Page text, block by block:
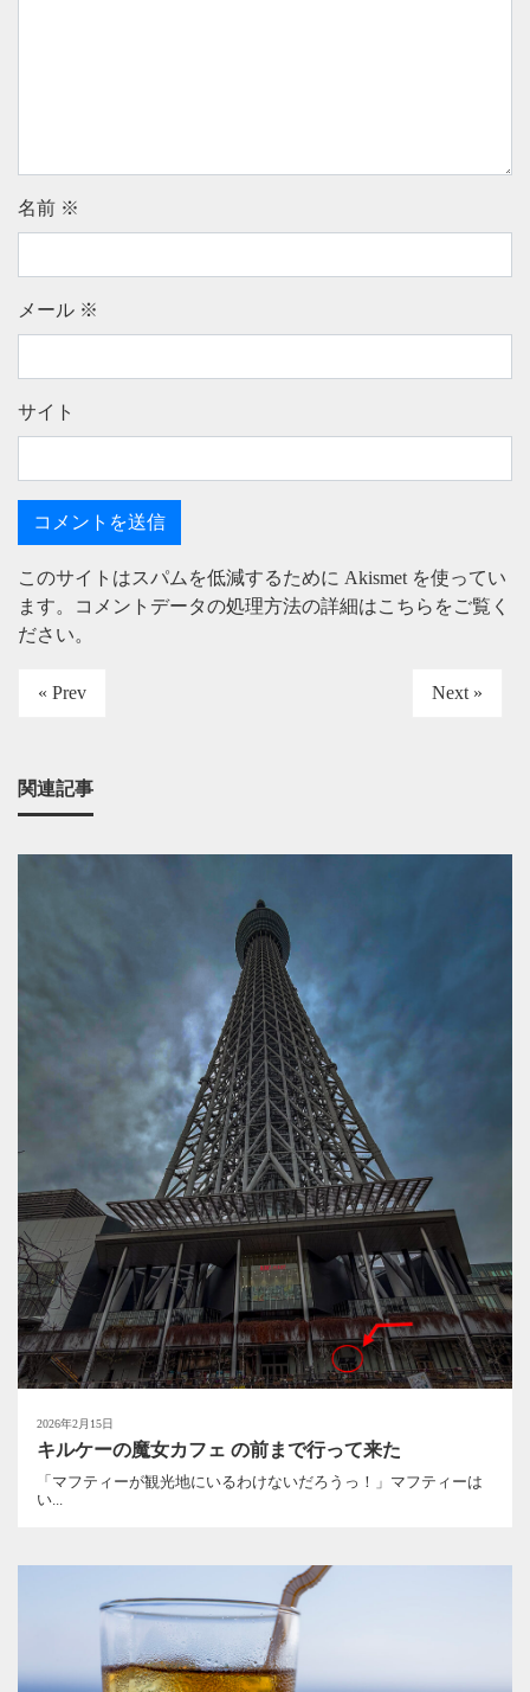
名前 ※
メール ※
サイト
このサイトはスパムを低減するために Akismet を使ってい
ます。
コメントデータの処理方法の詳細はこちらをご覧く
ださい。
« Prev Next »
関連記事
2026年2月15日
キルケーの魔女カフェ の前まで行って来た
「マフティーが観光地にいるわけないだろうっ！」マフティーは
い...